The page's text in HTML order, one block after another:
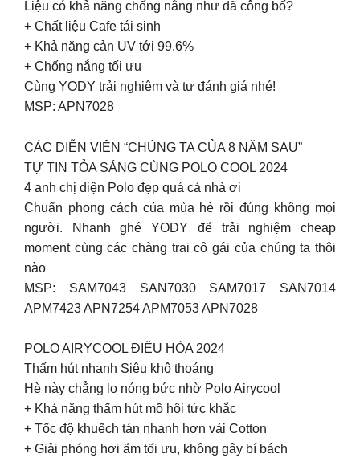
Liệu có khả năng chống nắng như đã công bố?
+ Chất liệu Cafe tái sinh
+ Khả năng cản UV tới 99.6%
+ Chống nắng tối ưu
Cùng YODY trải nghiệm và tự đánh giá nhé!
MSP: APN7028
CÁC DIỄN VIÊN “CHÚNG TA CỦA 8 NĂM SAU”
TỰ TIN TỎA SÁNG CÙNG POLO COOL 2024
4 anh chị diện Polo đẹp quá cả nhà ơi
Chuẩn phong cách của mùa hè rồi đúng không mọi
người. Nhanh ghé YODY để trải nghiệm cheap
moment cùng các chàng trai cô gái của chúng ta thôi
nào
MSP: SAM7043 SAN7030 SAM7017 SAN7014
APM7423 APN7254 APM7053 APN7028
POLO AIRYCOOL ĐIỀU HÒA 2024
Thấm hút nhanh Siêu khô thoáng
Hè này chẳng lo nóng bức nhờ Polo Airycool
+ Khả năng thấm hút mồ hôi tức khắc
+ Tốc độ khuếch tán nhanh hơn vải Cotton
+ Giải phóng hơi ẩm tối ưu, không gây bí bách